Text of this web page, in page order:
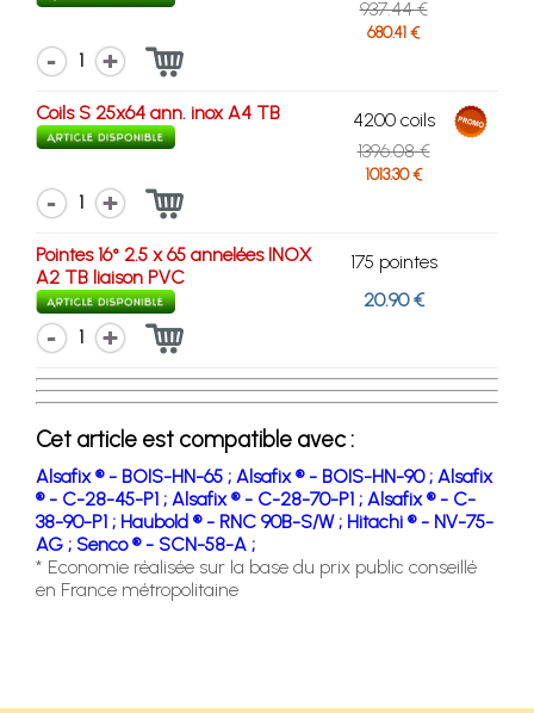
937.44 €
680.41 €
1
Coils S 25x64 ann. inox A4 TB
4200 coils
1396.08 €
1013.30 €
1
Pointes 16° 2.5 x 65 annelées INOX
A2 TB liaison PVC
175 pointes
20.90 €
1
Cet article est compatible avec :
Alsafix ® - BOIS-HN-65 ; Alsafix ® - BOIS-HN-90 ; Alsafix
® - C-28-45-P1 ; Alsafix ® - C-28-70-P1 ; Alsafix ® - C-
38-90-P1 ; Haubold ® - RNC 90B-S/W ; Hitachi ® - NV-75-
AG ; Senco ® - SCN-58-A ;
* Economie réalisée sur la base du prix public conseillé
en France métropolitaine